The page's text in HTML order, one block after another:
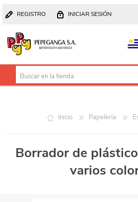
REGISTRO INICIAR SESIÓN
Inicio Papeleria
Borrador de
varios